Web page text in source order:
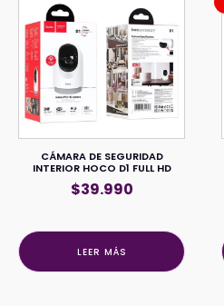
CÁMARA DE SEGURIDAD
INTERIOR HOCO D1 FULL HD
$39.990
LEER MÁS